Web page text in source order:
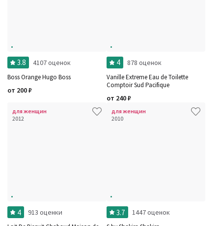
3.8 4107 оценок
Boss Orange Hugo Boss
от 200₽
4 878 оценок
Vanille Extreme Eau de Toilette
Comptoir Sud Pacifique
от 240₽
для женщин
2012
4 913 оценки
для женщин
2010
3.7 1447 оценок